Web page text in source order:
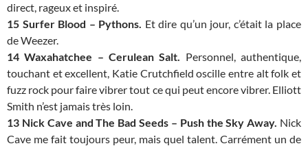
direct, rageux et inspiré.
15 Surfer Blood – Pythons. Et dire qu’un jour, c’était la place
de Weezer.
14 Waxahatchee – Cerulean Salt. Personnel, authentique,
touchant et excellent, Katie Crutchfield oscille entre alt folk et
fuzz rock pour faire vibrer tout ce qui peut encore vibrer. Elliott
Smith n’est jamais très loin.
13 Nick Cave and The Bad Seeds – Push the Sky Away. Nick
Cave me fait toujours peur, mais quel talent. Carrément un de